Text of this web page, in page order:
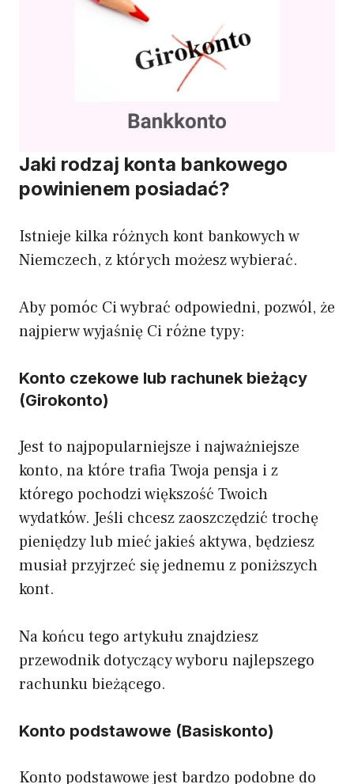
Jaki rodzaj konta bankowego
powinienem posiadać?
Istnieje kilka różnych kont bankowych w
Niemczech, z których możesz wybierać.
Aby pomóc Ci wybrać odpowiedni, pozwól, że
najpierw wyjaśnię Ci różne typy:
Konto czekowe lub rachunek bieżący
(Girokonto)
Jest to najpopularniejsze i najważniejsze
konto, na które trafia Twoja pensja i z
którego pochodzi większość Twoich
wydatków. Jeśli chcesz zaoszczędzić trochę
pieniędzy lub mieć jakieś aktywa, będziesz
musiał przyjrzeć się jednemu z poniższych
kont.
Na końcu tego artykułu znajdziesz
przewodnik dotyczący wyboru najlepszego
rachunku bieżącego.
Konto podstawowe (Basiskonto)
Konto podstawowe jest bardzo podobne do